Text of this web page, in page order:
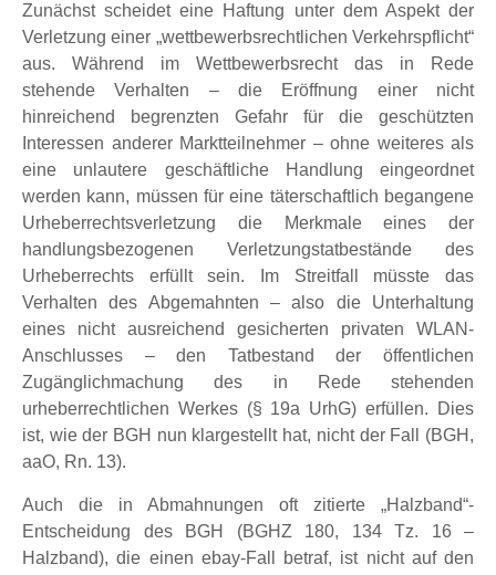
Zunächst scheidet eine Haftung unter dem Aspekt der
Verletzung einer „wettbewerbsrechtlichen Verkehrspflicht“
aus. Während im Wettbewerbsrecht das in Rede
stehende Verhalten – die Eröffnung einer nicht
hinreichend begrenzten Gefahr für die geschützten
Interessen anderer Marktteilnehmer – ohne weiteres als
eine unlautere geschäftliche Handlung eingeordnet
werden kann, müssen für eine täterschaftlich begangene
Urheberrechtsverletzung die Merkmale eines der
handlungsbezogenen Verletzungstatbestände des
Urheberrechts erfüllt sein. Im Streitfall müsste das
Verhalten des Abgemahnten – also die Unterhaltung
eines nicht ausreichend gesicherten privaten WLAN-
Anschlusses – den Tatbestand der öffentlichen
Zugänglichmachung des in Rede stehenden
urheberrechtlichen Werkes (§ 19a UrhG) erfüllen. Dies
ist, wie der BGH nun klargestellt hat, nicht der Fall (BGH,
aaO, Rn. 13).
Auch die in Abmahnungen oft zitierte „Halzband“-
Entscheidung des BGH (BGHZ 180, 134 Tz. 16 –
Halzband), die einen ebay-Fall betraf, ist nicht auf den